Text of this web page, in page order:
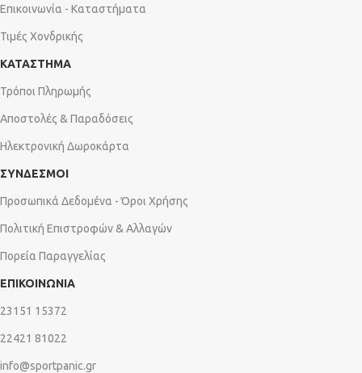
Επικοινωνία - Καταστήματα
Τιμές Χονδρικής
ΚΑΤΑΣΤΗΜΑ
Τρόποι Πληρωμής
Αποστολές & Παραδόσεις
Ηλεκτρονική Δωροκάρτα
ΣΥΝΔΕΣΜΟΙ
Προσωπικά Δεδομένα - Όροι Χρήσης
Πολιτική Επιστροφών & Αλλαγών
Πορεία Παραγγελίας
ΕΠΙΚΟΙΝΩΝΙΑ
23151 15372
22421 81022
info@sportpanic.gr